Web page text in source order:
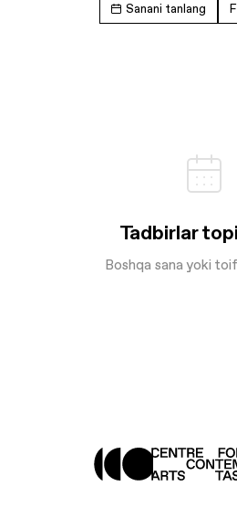
Sanani tanlang
Tadbirlar
Boshqa sana yoki